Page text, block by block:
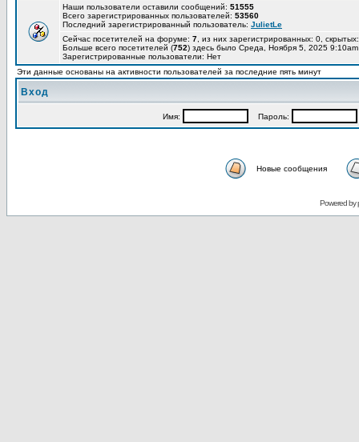
Наши пользователи оставили сообщений: 51555
Всего зарегистрированных пользователей: 53560
Последний зарегистрированный пользователь: JulietLe
Сейчас посетителей на форуме: 7 , из них зарегистрированных: 0,
Больше всего посетителей (752) здесь было Среда, Ноября 5, 2025 9:10am
Зарегистрированные пользователи: Нет
Эти данные основаны на активности пользователей за последние пять минут
Вход
Имя: Пароль:
Новые сообщения
Powered by